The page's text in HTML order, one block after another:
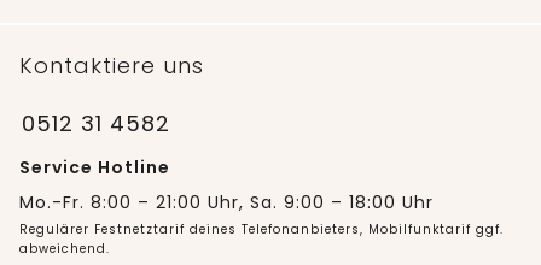
Kontaktiere uns
0512 31 4582
Service Hotline
Mo.-Fr. 8:00 – 21:00 Uhr, Sa. 9:00 – 18:00 Uhr
Regulärer Festnetztarif deines Telefonanbieters, Mobilfunktarif ggf.
abweichend.